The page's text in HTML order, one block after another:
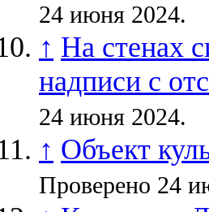
24 июня 2024.
↑ На стенах
надписи с
24 июня 2024.
↑ Объект
Проверено 24